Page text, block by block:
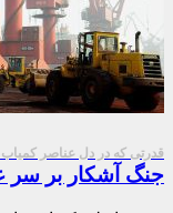
قدرتی که در دل عناصر
جنگ آشکار بر سر